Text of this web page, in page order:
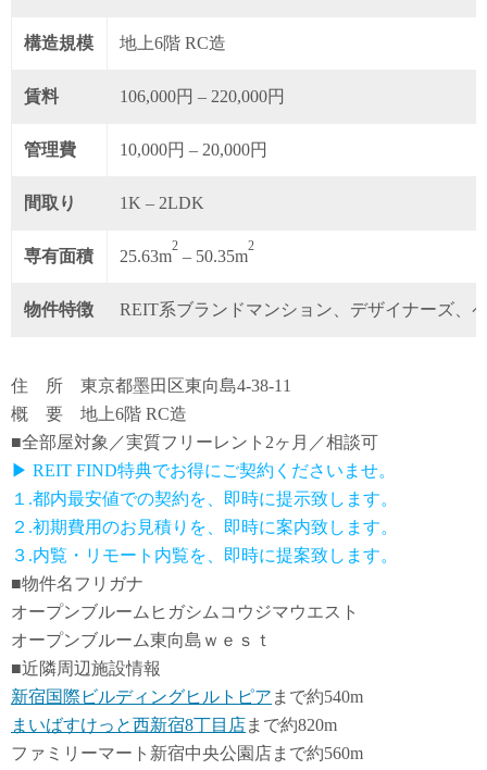
構造規模 地上6階 RC造
賃料 106,000円 – 220,000円
管理費 10,000円 – 20,000円
間取り 1K – 2LDK
専有面積 25.63m
2
– 50.35m
2
物件特徴 REIT系ブランドマンション、デザイナーズ、
住 所 東京都墨田区東向島4-38-11
概 要 地上6階 RC造
■全部屋対象／実質フリーレント2ヶ月／相談可
▶ REIT FIND特典でお得にご契約くださいませ。
１.都内最安値での契約を、即時に提示致します。
２.初期費用のお見積りを、即時に案内致します。
３.内覧・リモート内覧を、即時に提案致します。
■物件名フリガナ
オープンブルームヒガシムコウジマウエスト
オープンブルーム東向島ｗｅｓｔ
■近隣周辺施設情報
新宿国際ビルディングヒルトピア まで約540m
まいばすけっと西新宿8丁目店まで約820m
ファミリーマート新宿中央公園店まで約560m